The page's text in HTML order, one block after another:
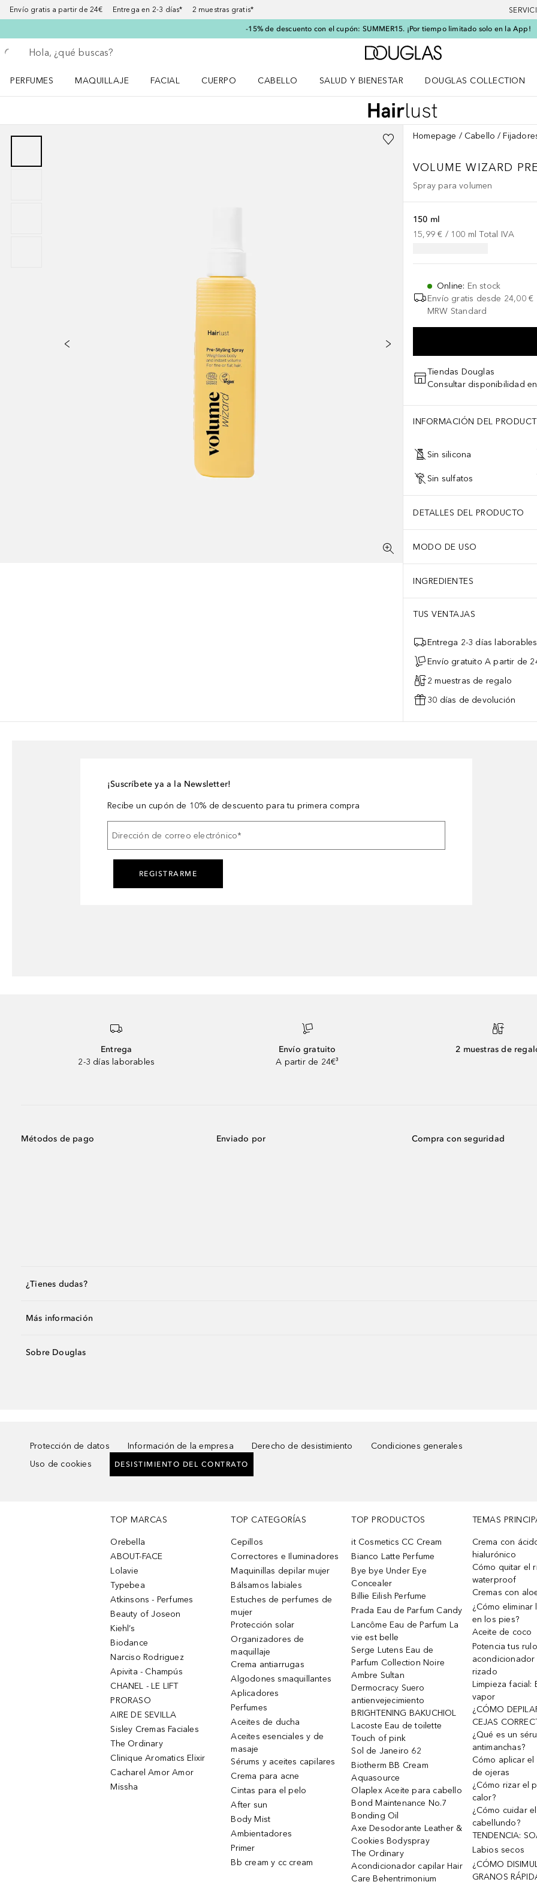
Envío gratis a partir de 24€ Entrega en 2-3 días* 2 muestras gratis*
-15% de descuento con el cupón: SUMMER15. ¡Por tiempo limitado solo en la App!
Regresar
Ejecutar búsqueda
A Douglas Home
PERFUMES
MAQUILLAJE
FACIAL
CUERPO
CABELLO
SALUD Y BIENESTAR
DOUGLAS COLLECTION
Homepage Cabello
VOLUME WIZARD
Spray para volumen
150 ml
15,99 € / 100 ml Total IVA
Online: En stock
Envío gratis desde 24,00 €
MRW Standard
Tiendas Douglas
Consultar disponibilidad
INFORMACIÓN DEL
Sin silicona
Sin sulfatos
DETALLES DEL PRODUCTO
MODO DE USO
INGREDIENTES
TUS VENTAJAS
Entrega 2-3 días laborables
Envío gratuito A partir de
2 muestras de regalo
30 días de devolución
¡Suscríbete ya a la Newsletter!
Recibe un cupón de 10% de descuento para tu primera compra
Dirección de correo electrónico*
REGISTRARME
Entrega
2-3 días laborables
Envío gratuito
A partir de 24€³
2 muestras de
Métodos de pago Enviado por Compra con seguridad
¿Tienes dudas?
Más información
Sobre Douglas
Protección de datos Información de la empresa Derecho de desistimiento
Condiciones generales
Uso de cookies
DESISTIMIENTO DEL CONTRATO
TOP MARCAS
Orebella
ABOUT-FACE
Lolavie
Typebea
Atkinsons - Perfumes
Beauty of Joseon
Kiehl’s
Biodance
Narciso Rodriguez
Apivita - Champús
CHANEL - LE LIFT
PRORASO
AIRE DE SEVILLA
Sisley Cremas Faciales
The Ordinary
Clinique Aromatics Elixir
Cacharel Amor Amor
Missha
TOP CATEGORÍAS
Cepillos
Correctores e Iluminadores
Maquinillas depilar mujer
Bálsamos labiales
Estuches de perfumes de
mujer
Protección solar
Organizadores de
maquillaje
Crema antiarrugas
Algodones smaquillantes
Aplicadores
Perfumes
Aceites de ducha
Aceites esenciales y de
masaje
Sérums y aceites capilares
Crema para acne
Cintas para el pelo
After sun
Body Mist
Ambientadores
Primer
Bb cream y cc cream
TOP PRODUCTOS
it Cosmetics CC Cream
Bianco Latte Perfume
Bye bye Under Eye
Concealer
Billie Eilish Perfume
Prada Eau de Parfum Candy
Lancôme Eau de Parfum La
vie est belle
Serge Lutens Eau de
Parfum Collection Noire
Ambre Sultan
Dermocracy Suero
antienvejecimiento
BRIGHTENING BAKUCHIOL
Lacoste Eau de toilette
Touch of pink
Sol de Janeiro 62
Biotherm BB Cream
Aquasource
Olaplex Aceite para cabello
Bond Maintenance No.7
Bonding Oil
Axe Desodorante Leather &
Cookies Bodyspray
The Ordinary
Acondicionador capilar Hair
Care Behentrimonium
TEMAS
Crema con
hialurónico
Cómo quitar el
waterproof
Cremas con
¿Cómo eliminar
en los pies?
Aceite de coco
Potencia tus
rizado
Limpieza facial:
vapor
¿CÓMO
CEJAS
¿Qué es un
antimanchas?
Cómo aplicar
de ojeras
¿Cómo rizar el
calor?
¿Cómo cuidar
cabellundo?
TENDENCIA:
Labios secos
¿CÓMO
GRANOS